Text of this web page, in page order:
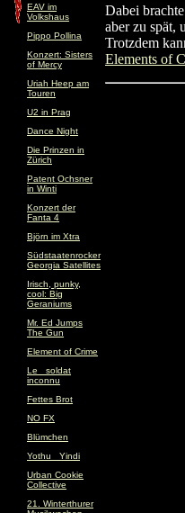
EAV im
Volkshaus
Pippo Pollina
Konzert: Sisters
of Mercy
Uriah Heep am
Touren
U2 in Prag
Dance Night
Die Prinzen in
Zürich
Patent Ochsner
in Winti
Konzert der
Fanta 4
Björn im Xtra
Südstaatenrocker
Georgia Satellites
Irisch, punky,
cool: Big
Geraniums
Mr. Ed Jumps
The Gun
Element of Crime
Le _soldat
inconnu
Fettes Brot
NO FX
Blümchen
Yothu _Yindi
Urban Cookie
Collective
21. Winterthurer
Dabei
aber zu spät,
Trotzdem
Elements of